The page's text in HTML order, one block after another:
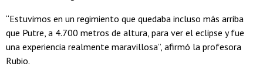
“Estuvimos en un regimiento que quedaba incluso más arriba
que Putre, a 4.700 metros de altura, para ver el eclipse y fue
una experiencia realmente maravillosa”, afirmó la profesora
Rubio.